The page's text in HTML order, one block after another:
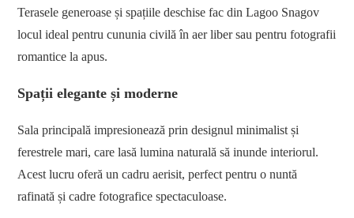
Terasele generoase și spațiile deschise fac din Lagoo Snagov
locul ideal pentru cununia civilă în aer liber sau pentru fotografii
romantice la apus.
Spații elegante și moderne
Sala principală impresionează prin designul minimalist și
ferestrele mari, care lasă lumina naturală să inunde interiorul.
Acest lucru oferă un cadru aerisit, perfect pentru o nuntă
rafinată și cadre fotografice spectaculoase.